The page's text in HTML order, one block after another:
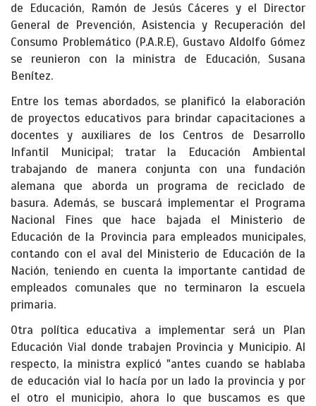
de Educación, Ramón de Jesús Cáceres y el Director
General de Prevención, Asistencia y Recuperación del
Consumo Problemático (P.A.R.E), Gustavo Aldolfo Gómez
se reunieron con la ministra de Educación, Susana
Benítez.
Entre los temas abordados, se planificó la elaboración
de proyectos educativos para brindar capacitaciones a
docentes y auxiliares de los Centros de Desarrollo
Infantil Municipal; tratar la Educación Ambiental
trabajando de manera conjunta con una fundación
alemana que aborda un programa de reciclado de
basura. Además, se buscará implementar el Programa
Nacional Fines que hace bajada el Ministerio de
Educación de la Provincia para empleados municipales,
contando con el aval del Ministerio de Educación de la
Nación, teniendo en cuenta la importante cantidad de
empleados comunales que no terminaron la escuela
primaria.
Otra política educativa a implementar será un Plan
Educación Vial donde trabajen Provincia y Municipio. Al
respecto, la ministra explicó "antes cuando se hablaba
de educación vial lo hacía por un lado la provincia y por
el otro el municipio, ahora lo que buscamos es que